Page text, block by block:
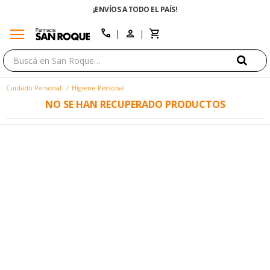
¡ENVÍOS A TODO EL PAÍS!
menu call
Cuidado Personal Higiene Personal
NO SE HAN RECUPERADO PRODUCTOS
close